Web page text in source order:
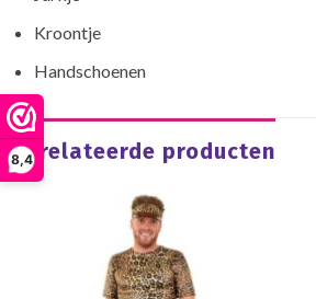
8,4
Kroontje
Handschoenen
Gerelateerde producten